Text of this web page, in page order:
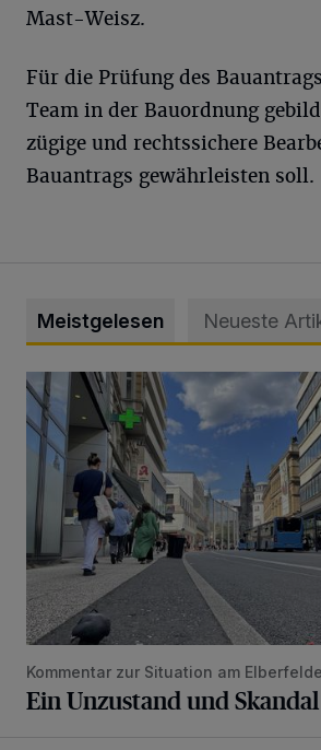
Mast-Weisz.
Für die Prüfung des
Team in der Bauordnung
zügige und rechtssichere
Bauantrags gewährleisten soll.
Meistgelesen Neueste
Ein Unzustand und Skandal
Kommentar zur Situation am
Ein Unzustand und Skandal